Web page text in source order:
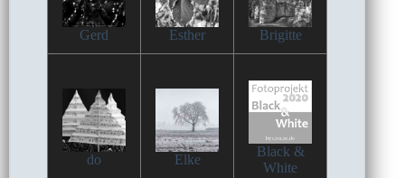
Gerd Esther Brigitte
do Elke
Black &
White